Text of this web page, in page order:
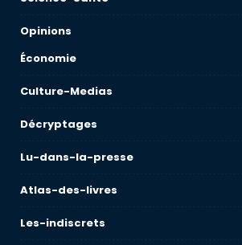
Opinions
Économie
Culture-Medias
Décryptages
Lu-dans-la-presse
Atlas-des-livres
Les-indiscrets